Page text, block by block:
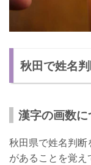
秋田で姓名
漢字の画数
秋田県で姓名判
があることを覚え